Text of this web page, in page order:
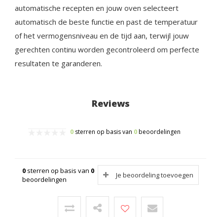
automatische recepten en jouw oven selecteert
automatisch de beste functie en past de temperatuur
of het vermogensniveau en de tijd aan, terwijl jouw
gerechten continu worden gecontroleerd om perfecte
resultaten te garanderen.
Reviews
0 sterren op basis van 0beoordelingen
0 sterren op basis van 0
beoordelingen
Je beoordeling toevoegen